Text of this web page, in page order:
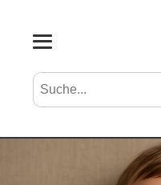
Suche nach Vornamen